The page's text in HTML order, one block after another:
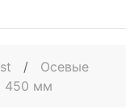
/
Осевые
450 мм